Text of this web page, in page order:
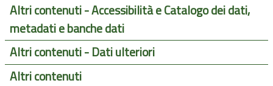
Altri contenuti - Accessibilità e Catalogo dei dati,
metadati e banche dati
Altri contenuti - Dati ulteriori
Altri contenuti